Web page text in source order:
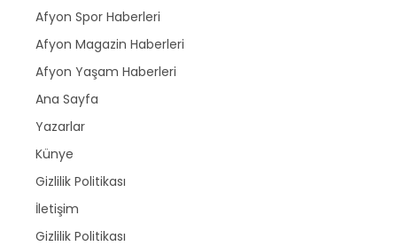
Afyon Spor Haberleri
Afyon Magazin Haberleri
Afyon Yaşam Haberleri
Ana Sayfa
Yazarlar
Künye
Gizlilik Politikası
İletişim
Gizlilik Politikası